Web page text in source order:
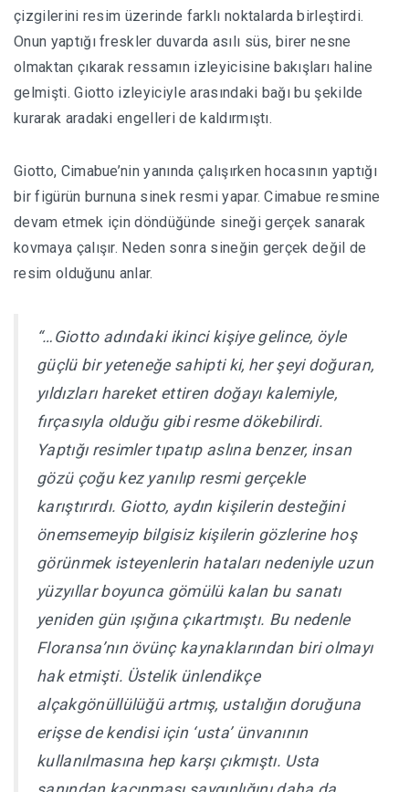
çizgilerini resim üzerinde farklı noktalarda birleştirdi.
Onun yaptığı freskler duvarda asılı süs, birer nesne
olmaktan çıkarak ressamın izleyicisine bakışları haline
gelmişti. Giotto izleyiciyle arasındaki bağı bu şekilde
kurarak aradaki engelleri de kaldırmıştı.
Giotto, Cimabue’nin yanında çalışırken hocasının yaptığı
bir figürün burnuna sinek resmi yapar. Cimabue resmine
devam etmek için döndüğünde sineği gerçek sanarak
kovmaya çalışır. Neden sonra sineğin gerçek değil de
resim olduğunu anlar.
“…Giotto adındaki ikinci kişiye gelince, öyle
güçlü bir yeteneğe sahipti ki, her şeyi doğuran,
yıldızları hareket ettiren doğayı kalemiyle,
fırçasıyla olduğu gibi resme dökebilirdi.
Yaptığı resimler tıpatıp aslına benzer, insan
gözü çoğu kez yanılıp resmi gerçekle
karıştırırdı. Giotto, aydın kişilerin desteğini
önemsemeyip bilgisiz kişilerin gözlerine hoş
görünmek isteyenlerin hataları nedeniyle uzun
yüzyıllar boyunca gömülü kalan bu sanatı
yeniden gün ışığına çıkartmıştı. Bu nedenle
Floransa’nın övünç kaynaklarından biri olmayı
hak etmişti. Üstelik ünlendikçe
alçakgönüllülüğü artmış, ustalığın doruğuna
erişse de kendisi için ‘usta’ ünvanının
kullanılmasına hep karşı çıkmıştı. Usta